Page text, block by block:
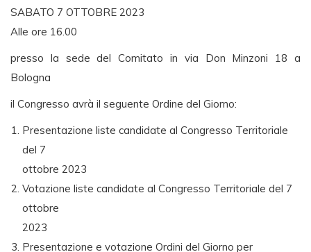
SABATO 7 OTTOBRE 2023
Alle ore 16.00
presso la sede del Comitato in via Don Minzoni 18 a
Bologna
il Congresso avrà il seguente Ordine del Giorno:
Presentazione liste candidate al Congresso Territoriale
del 7
ottobre 2023
Votazione liste candidate al Congresso Territoriale del 7
ottobre
2023
Presentazione e votazione Ordini del Giorno per